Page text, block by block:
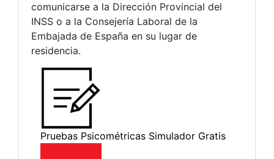
comunicarse a la Dirección Provincial del
INSS o a la Consejería Laboral de la
Embajada de España en su lugar de
residencia.